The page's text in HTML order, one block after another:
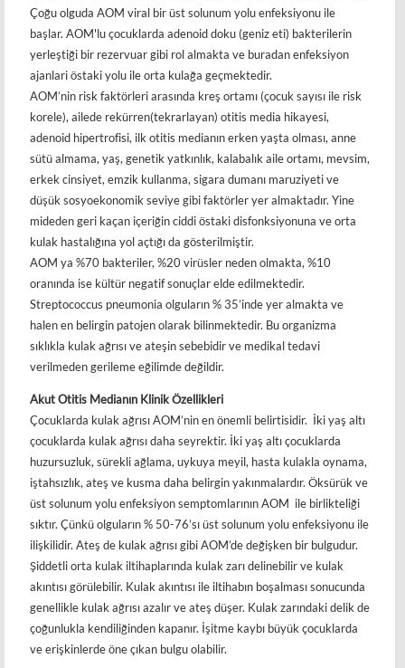
Çoğu olguda AOM viral bir üst solunum yolu enfeksiyonu ile
başlar. AOM'lu çocuklarda adenoid doku (geniz eti) bakterilerin
yerleştiği bir rezervuar gibi rol almakta ve buradan enfeksiyon
ajanlari östaki yolu ile orta kulağa geçmektedir.
AOM’nin risk faktörleri arasında kreş ortamı (çocuk sayısı ile risk
korele), ailede rekürren(tekrarlayan) otitis media hikayesi,
adenoid hipertrofisi, ilk otitis medianın erken yaşta olması, anne
sütü almama, yaş, genetik yatkınlık, kalabalık aile ortamı, mevsim,
erkek cinsiyet, emzik kullanma, sigara dumanı maruziyeti ve
düşük sosyoekonomik seviye gibi faktörler yer almaktadır. Yine
mideden geri kaçan içeriğin ciddi östaki disfonksiyonuna ve orta
kulak hastalığına yol açtığı da gösterilmiştir.
AOM ya %70 bakteriler, %20 virüsler neden olmakta, %10
oranında ise kültür negatif sonuçlar elde edilmektedir.
Streptococcus pneumonia olguların % 35’inde yer almakta ve
halen en belirgin patojen olarak bilinmektedir. Bu organizma
sıklıkla kulak ağrısı ve ateşin sebebidir ve medikal tedavi
verilmeden gerileme eğilimde değildir.
Akut Otitis Medianın Klinik Özellikleri
Çocuklarda kulak ağrısı AOM’nin en önemli belirtisidir. İki yaş altı
çocuklarda kulak ağrısı daha seyrektir. İki yaş altı çocuklarda
huzursuzluk, sürekli ağlama, uykuya meyil, hasta kulakla oynama,
iştahsızlık, ateş ve kusma daha belirgin yakınmalardır. Öksürük ve
üst solunum yolu enfeksiyon semptomlarının AOM ile birlikteliği
sıktır. Çünkü olguların % 50-76’sı üst solunum yolu enfeksiyonu ile
ilişkilidir. Ateş de kulak ağrısı gibi AOM’de değişken bir bulgudur.
Şiddetli orta kulak iltihaplarında kulak zarı delinebilir ve kulak
akıntısı görülebilir. Kulak akıntısı ile iltihabın boşalması sonucunda
genellikle kulak ağrısı azalır ve ateş düşer. Kulak zarındaki delik de
çoğunlukla kendiliğinden kapanır. İşitme kaybı büyük çocuklarda
ve erişkinlerde öne çıkan bulgu olabilir.